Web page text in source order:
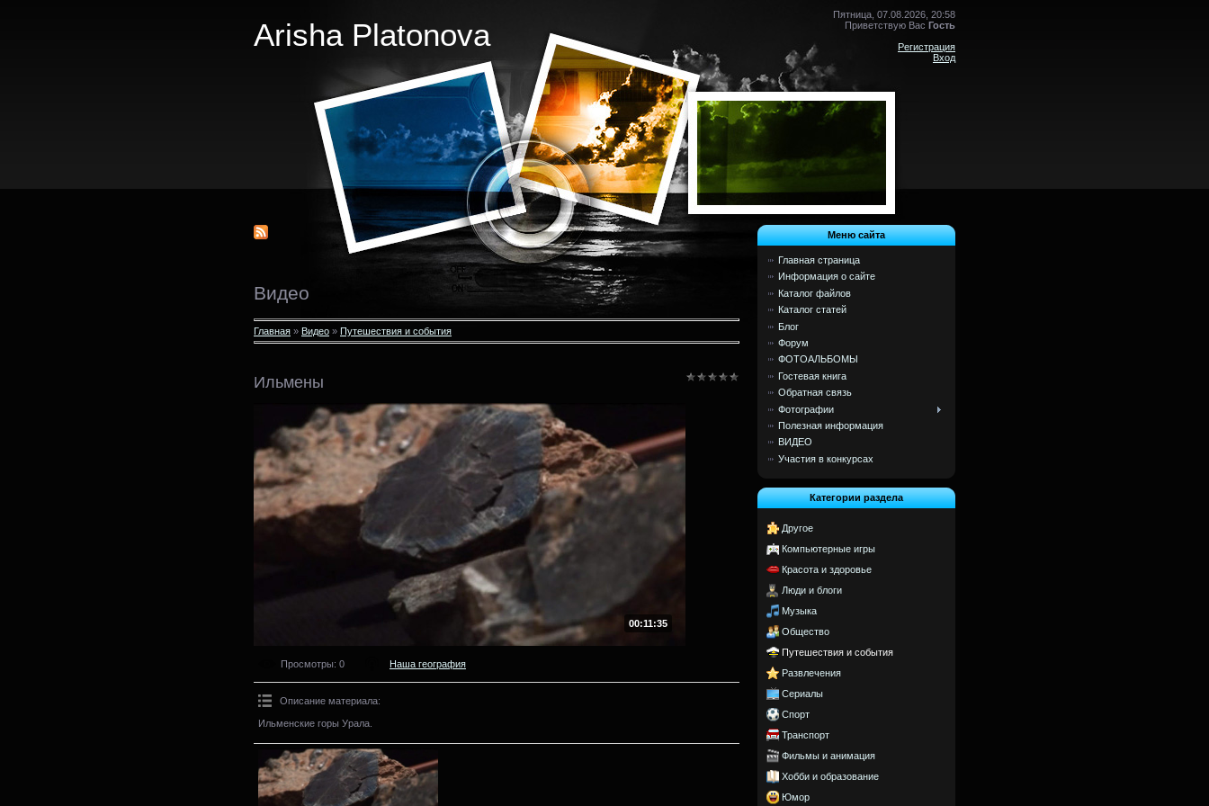
Arisha Platonova
Пятница, 07.08.2026, 20:58
Приветствую Вас Гость
Регистрация
Вход
Видео
Главная » Видео » Путешествия и события
Ильмены
00:11:35
Просмотры: 0 Наша география
Описание материала:
Ильменские горы Урала.
Меню сайта
Главная страница
Информация о сайте
Каталог файлов
Каталог статей
Блог
Форум
ФОТОАЛЬБОМЫ
Гостевая книга
Обратная связь
Фотографии
Полезная информация
ВИДЕО
Участия в конкурсах
Категории раздела
Другое
Компьютерные игры
Красота и здоровье
Люди и блоги
Музыка
Общество
Путешествия и события
Развлечения
Сериалы
Спорт
Транспорт
Фильмы и анимация
Хобби и образование
Юмор